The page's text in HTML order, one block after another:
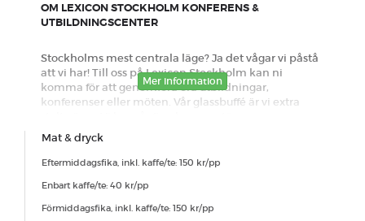
OM LEXICON STOCKHOLM KONFERENS &
UTBILDNINGSCENTER
Stockholms mest centrala läge? Ja det vågar vi påstå
att vi har! Till oss på Lexicon Stockholm kan ni
komma för att genomföra era utbildningar,
konferenser eller möten. Vår glassbuffé är vi extra
konferensrum, datorsalar samt mindre mötesrum.
Hos oss finns helhetslösningen med personal, teknik
och olika konferenspaket för förtäring. Varmt
bokningar kvällar & helg! Vi har även modern
utrustning för att sända professionella digitala
Mer information
Mat & dryck
Eftermiddagsfika, inkl. kaffe/te: 150 kr/pp
Enbart kaffe/te: 40 kr/pp
Förmiddagsfika, inkl. kaffe/te: 150 kr/pp